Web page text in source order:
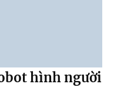
hình người